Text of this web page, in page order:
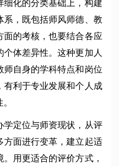
细化的分类基础上，构建
系，既包括师风师德、教
面的考核，也要结合各应
体差异性。这种更加人
师自身的学科特点和岗位
有利于专业发展和个人成
学定位与师资现状，从评
方面进行变革，建立起适
用更适合的评价方式，